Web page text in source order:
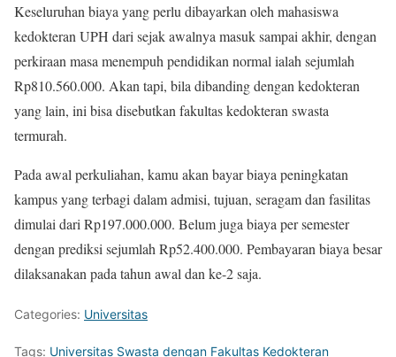
Keseluruhan biaya yang perlu dibayarkan oleh mahasiswa
kedokteran UPH dari sejak awalnya masuk sampai akhir, dengan
perkiraan masa menempuh pendidikan normal ialah sejumlah
Rp810.560.000. Akan tapi, bila dibanding dengan kedokteran
yang lain, ini bisa disebutkan fakultas kedokteran swasta
termurah.
Pada awal perkuliahan, kamu akan bayar biaya peningkatan
kampus yang terbagi dalam admisi, tujuan, seragam dan fasilitas
dimulai dari Rp197.000.000. Belum juga biaya per semester
dengan prediksi sejumlah Rp52.400.000. Pembayaran biaya besar
dilaksanakan pada tahun awal dan ke-2 saja.
Categories: Universitas
Tags: Universitas Swasta dengan Fakultas Kedokteran